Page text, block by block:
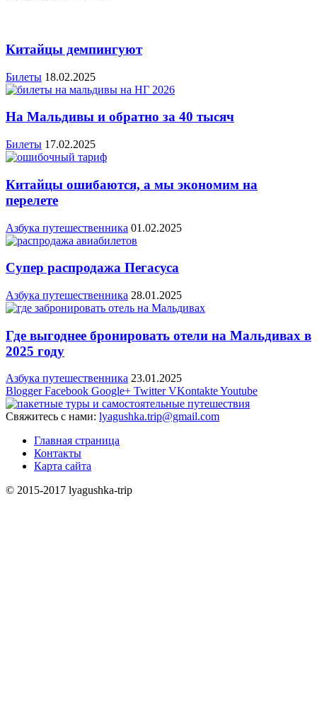
Китайцы демпингуют
Билеты 18.02.2025
На Мальдивы и обратно за 40 тысяч
Билеты 17.02.2025
Китайцы ошибаются, а мы экономим на
перелете
Азбука путешественника 01.02.2025
Супер распродажа Пегасуса
Азбука путешественника 28.01.2025
Где выгоднее бронировать отели на Мальдивах в
2025 году
Азбука путешественника 23.01.2025
Blogger Facebook Google+ Twitter VKontakteYoutube
Свяжитесь с нами: lyagushka.trip@gmail.com
Главная страница
Контакты
Карта сайта
© 2015-2017 lyagushka-trip